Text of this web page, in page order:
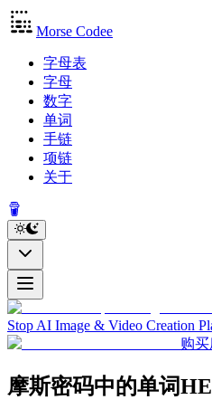
Morse Codee
字母表
字母
数字
单词
手链
项链
关于
Stop AI Image & Video Creation
购
摩斯密码中的单词